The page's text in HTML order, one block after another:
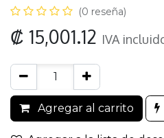
(0 reseña)
₡ 15,001.12 IVA
Agregar al carrito